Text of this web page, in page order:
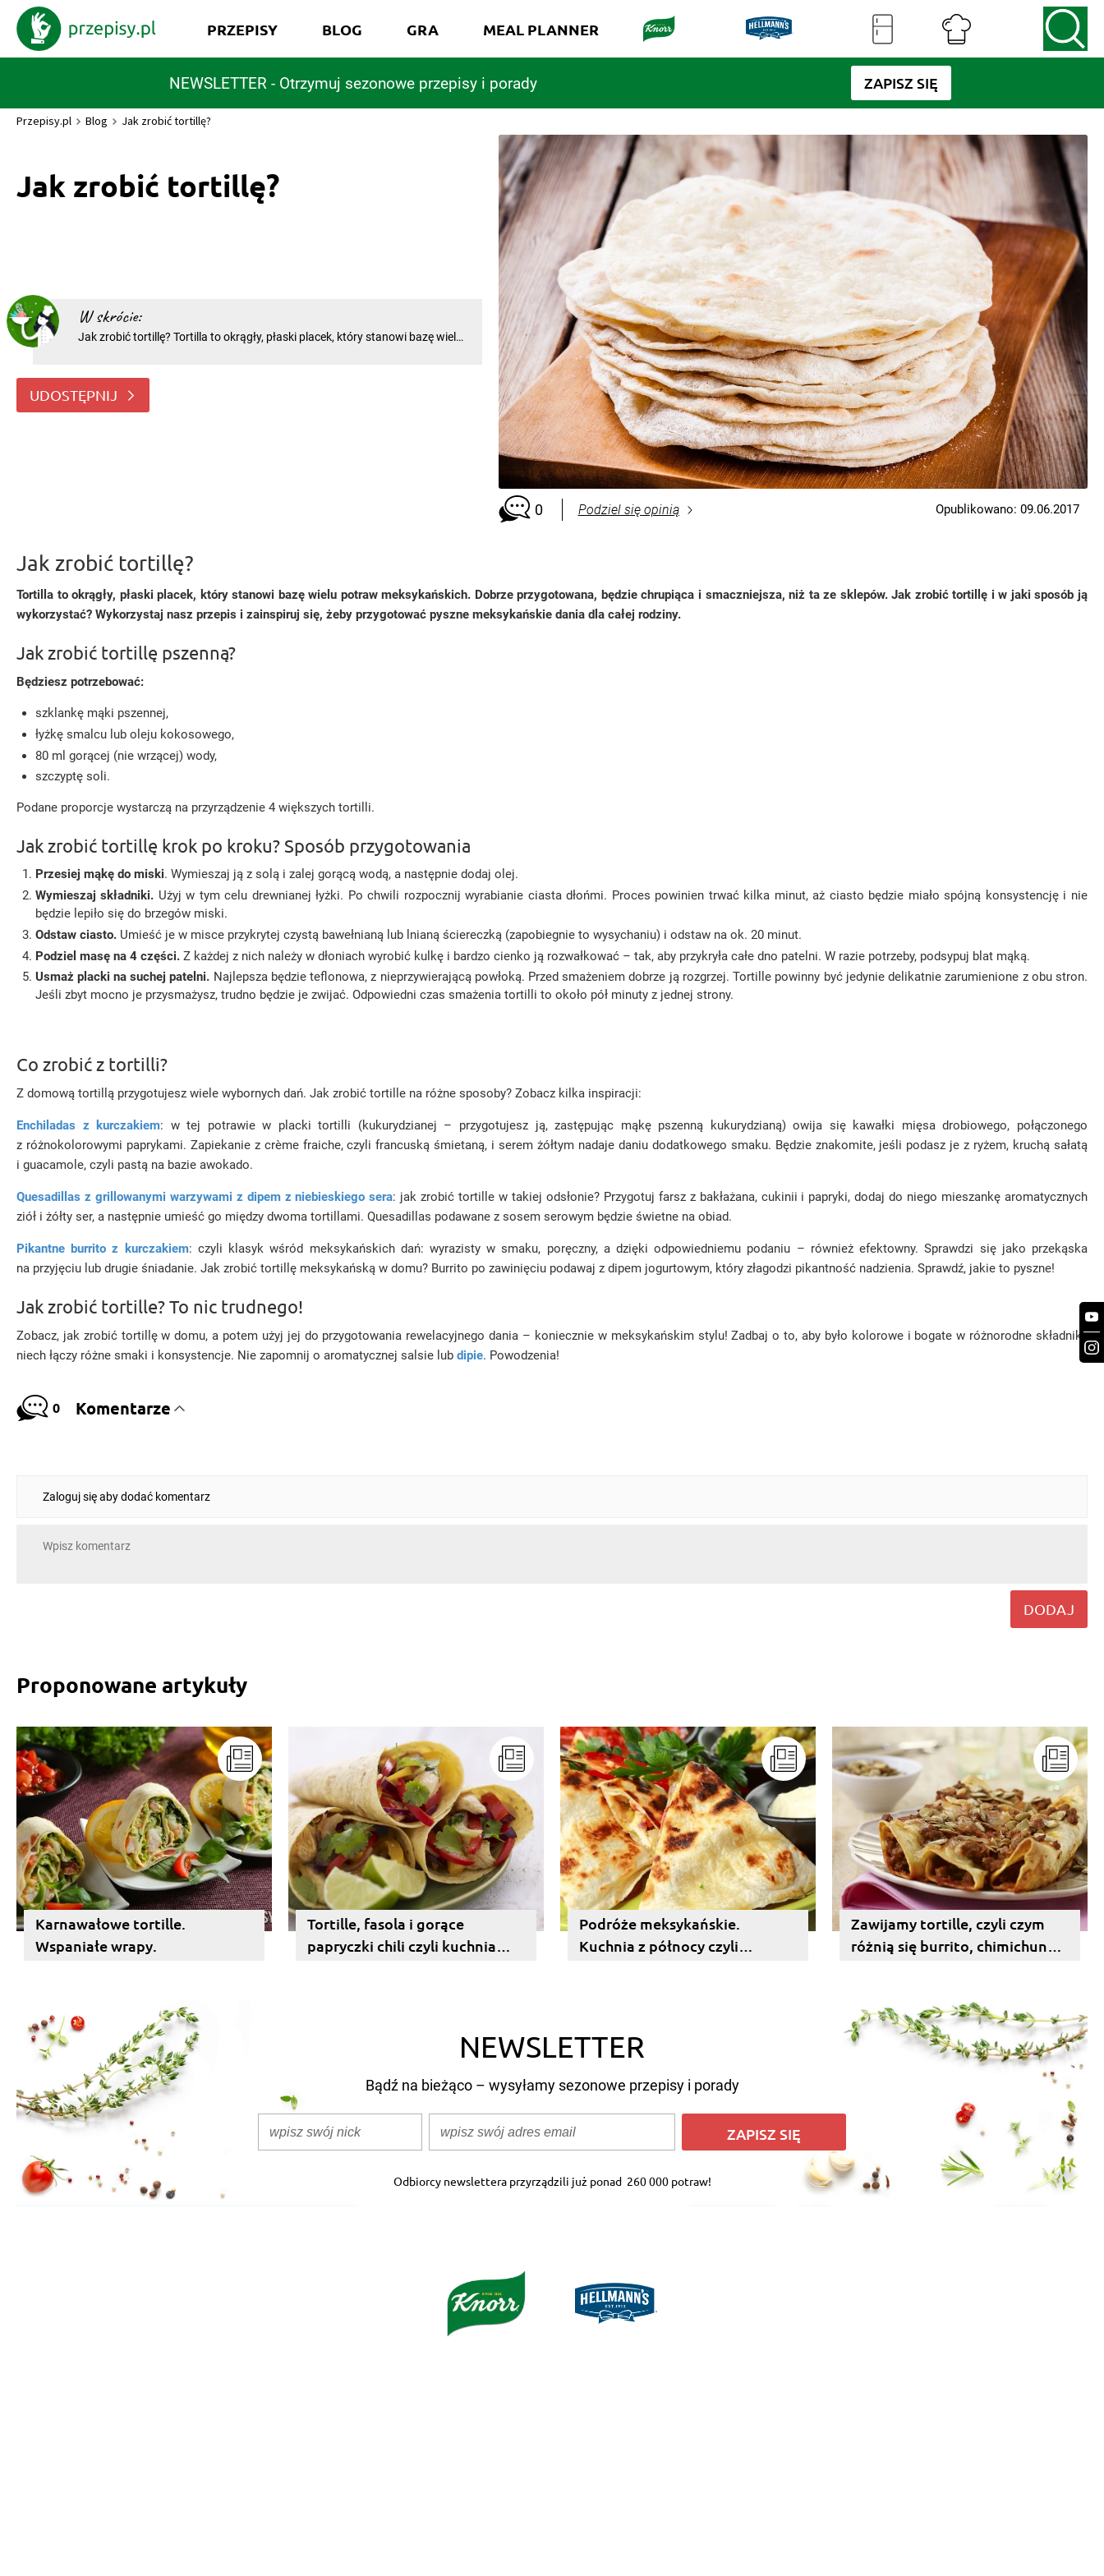
NEWSLETTER - Otrzymuj sezonowe przepisy i porady ZAPISZ SIĘ
PRZEPISY BLOG GRA MEAL PLANNER
Przepisy.pl Blog Jak zrobić tortillę?
Jak zrobić tortillę?
W skrócie:
Jak zrobić tortillę? Tortilla to okrągły, płaski placek, który stanowi bazę wielu
wykorzystać? Wykorzystaj nasz przepis
UDOSTĘPNIJ
0 Podziel się opinią Opublikowano: 09.06.2017
Jak zrobić tortillę?
Tortilla to okrągły, płaski placek, który stanowi bazę wielu potraw meksykańskich. Dobrze przygotowana, będzie chrupiąca i smaczniejsza, niż ta ze sklepów. Jak zrobić tortillę i w jaki sposób ją
wykorzystać? Wykorzystaj nasz przepis i zainspiruj się, żeby przygotować pyszne meksykańskie dania dla całej rodziny.
Jak zrobić tortillę pszenną?
Będziesz potrzebować:
szklankę mąki pszennej,
łyżkę smalcu lub oleju kokosowego,
80 ml gorącej (nie wrzącej) wody,
szczyptę soli.
Podane proporcje wystarczą na przyrządzenie 4 większych tortilli.
Jak zrobić tortillę krok po kroku? Sposób przygotowania
Przesiej mąkę do miski. Wymieszaj ją z solą i zalej gorącą wodą, a następnie dodaj olej.
Wymieszaj składniki. Użyj w tym celu drewnianej łyżki. Po chwili rozpocznij wyrabianie ciasta dłońmi. Proces powinien trwać kilka minut, aż ciasto będzie miało spójną konsystencję i nie
będzie lepiło się do brzegów miski.
Odstaw ciasto.Umieść je w misce przykrytej czystą bawełnianą lub lnianą ściereczką (zapobiegnie to wysychaniu) i odstaw na ok. 20 minut.
Podziel masę na 4 części.Z każdej z nich należy w dłoniach wyrobić kulkę i bardzo cienko ją rozwałkować – tak, aby przykryła całe dno patelni. W razie potrzeby, podsypuj blat mąką.
Usmaż placki na suchej patelni. Najlepsza będzie teflonowa, z nieprzywierającą powłoką. Przed smażeniem dobrze ją rozgrzej. Tortille powinny być jedynie delikatnie zarumienione z obu stron.
Jeśli zbyt mocno je przysmażysz, trudno będzie je zwijać. Odpowiedni czas smażenia tortilli to około pół minuty z jednej strony.
Co zrobić z tortilli?
Z domową tortillą przygotujesz wiele wybornych dań. Jak zrobić tortille na różne sposoby? Zobacz kilka inspiracji:
Enchiladas z kurczakiem: w tej potrawie w placki tortilli (kukurydzianej – przygotujesz ją, zastępując mąkę pszenną kukurydzianą) owija się kawałki mięsa drobiowego, połączonego
z różnokolorowymi paprykami. Zapiekanie z crème fraiche, czyli francuską śmietaną, i serem żółtym nadaje daniu dodatkowego smaku. Będzie znakomite, jeśli podasz je z ryżem, kruchą sałatą
i guacamole, czyli pastą na bazie awokado.
Quesadillas z grillowanymi warzywami z dipem z niebieskiego sera: jak zrobić tortille w takiej odsłonie? Przygotuj farsz z bakłażana, cukinii i papryki, dodaj do niego mieszankę aromatycznych
ziół i żółty ser, a następnie umieść go między dwoma tortillami. Quesadillas podawane z sosem serowym będzie świetne na obiad.
Pikantne burrito z kurczakiem: czyli klasyk wśród meksykańskich dań: wyrazisty w smaku, poręczny, a dzięki odpowiedniemu podaniu – również efektowny. Sprawdzi się jako przekąska
na przyjęciu lub drugie śniadanie. Jak zrobić tortillę meksykańską w domu? Burrito po zawinięciu podawaj z dipem jogurtowym, który złagodzi pikantność nadzienia. Sprawdź, jakie to pyszne!
Jak zrobić tortille? To nic trudnego!
Zobacz, jak zrobić tortillę w domu, a potem użyj jej do przygotowania rewelacyjnego dania – koniecznie w meksykańskim stylu! Zadbaj o to, aby było kolorowe i bogate w różnorodne składniki,
niech łączy różne smaki i konsystencje. Nie zapomnij o aromatycznej salsie lub dipie. Powodzenia!
0 Komentarze
Zaloguj się aby dodać komentarz
DODAJ
Proponowane artykuły
Karnawałowe tortille.
Wspaniałe wrapy.
Tortille, fasola i gorące
papryczki chili czyli kuchnia
Podróże meksykańskie.
Kuchnia z północy czyli
Zawijamy tortille, czyli czym
różnią się burrito, chimichunga,
NEWSLETTER
Bądź na bieżąco – wysyłamy sezonowe przepisy i porady
ZAPISZ SIĘ
Odbiorcy newslettera przyrządzili już ponad 260 000 potraw!